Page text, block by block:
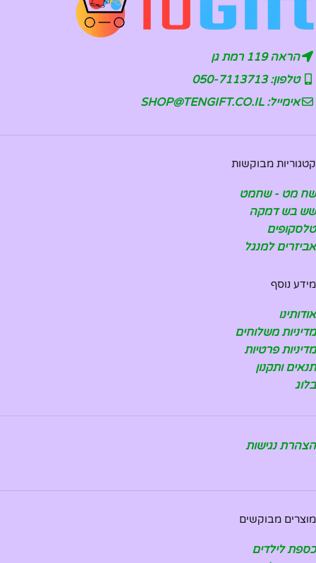
הראה 119 רמת גן
טלפון: 050-7113713
אימייל: SHOP@TENGIFT.CO.IL
קטגוריות מבוקשות
שח מט - שחמט
שש בש דמקה
טלסקופים
אביזרים למנגל
מידע נוסף
אודותינו
מדיניות משלוחים
מדיניות פרטיות
תנאים ותקנון
בלוג
הצהרת נגישות
מוצרים מבוקשים
כספת לילדים